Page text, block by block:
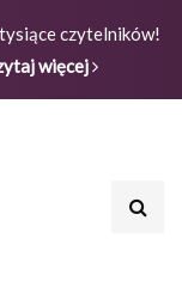
czytelników!
więcej